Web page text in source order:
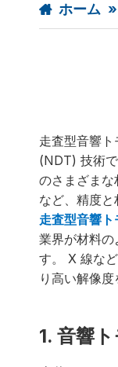
ホーム »
走査型音響
(NDT) 技術
のさまざま
など、精度と
走査型音響ト
業界が材料
す。 X 線な
り高い解像
1. 音響